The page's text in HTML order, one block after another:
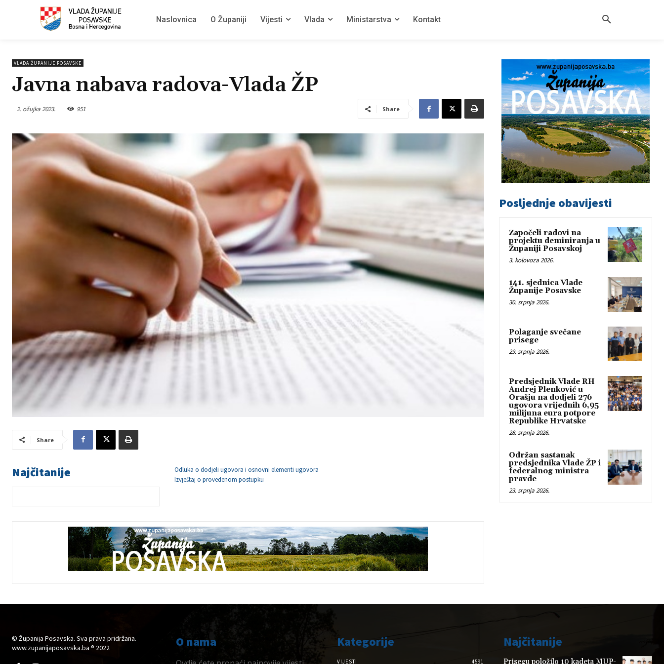
Naslovnica O Županiji Vijesti Vlada Ministarstva Kontakt
VLADA ŽUPANIJE POSAVSKE
Javna nabava radova-Vlada ŽP
2. ožujka 2023. 951 Share
Share
Najčitanije
Odluka o dodjeli ugovora i osnovni elementi ugovora
Izvještaj o provedenom postupku
Posljednje obavijesti
Započeli radovi na
projektu deminiranja u
Županiji Posavskoj
3. kolovoza 2026.
141. sjednica Vlade
Županije Posavske
30. srpnja 2026.
Polaganje svečane
prisege
29. srpnja 2026.
Predsjednik Vlade RH
Andrej Plenković u
Orašju na dodjeli 276
ugovora vrijednih 6,95
milijuna eura potpore
Republike Hrvatske
28. srpnja 2026.
Održan sastanak
predsjednika Vlade ŽP i
federalnog ministra
pravde
23. srpnja 2026.
© Županija Posavska. Sva prava pridržana.
www.zupanijaposavska.ba ® 2022
O nama Kategorije
VIJESTI 4591
Najčitanije
Prisegu položilo 10 kadeta MUP-